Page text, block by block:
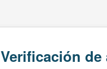
Verificación de